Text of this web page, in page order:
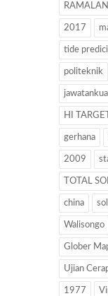
2017
tide
politeknik
HI
gerhana
2009
TOTAL
china
Walisongo
Glober
Ujian
1977